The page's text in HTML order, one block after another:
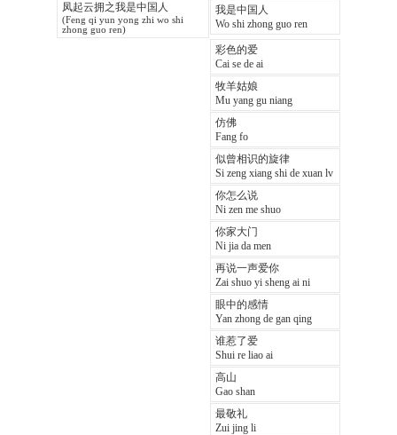
凤起云拥之我是中国人
(Feng qi yun yong zhi wo shi
zhong guo ren)
我是中国人
Wo shi zhong guo ren
彩色的爱
Cai se de ai
牧羊姑娘
Mu yang gu niang
仿佛
Fang fo
似曾相识的旋律
Si zeng xiang shi de xuan lv
你怎么说
Ni zen me shuo
你家大门
Ni jia da men
再说一声爱你
Zai shuo yi sheng ai ni
眼中的感情
Yan zhong de gan qing
谁惹了爱
Shui re liao ai
高山
Gao shan
最敬礼
Zui jing li